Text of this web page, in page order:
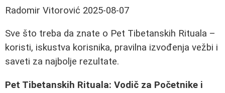
Radomir Vitorović 2025-08-07
Sve što treba da znate o Pet Tibetanskih Rituala –
koristi, iskustva korisnika, pravilna izvođenja vežbi i
saveti za najbolje rezultate.
Pet Tibetanskih Rituala: Vodič za Početnike i